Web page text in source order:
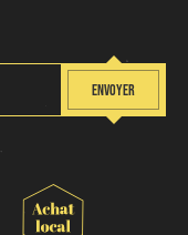
ENVOYER